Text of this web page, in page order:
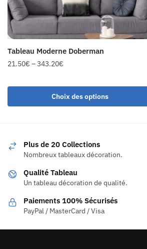
Tableau Moderne Doberman
21.50€ –343.20€
Choix des options
Plus de 20 Collections
Nombreux tableaux décoration.
Qualité Tableau
Un tableau décoration de qualité.
Paiements 100% Sécurisés
PayPal / MasterCard / Visa